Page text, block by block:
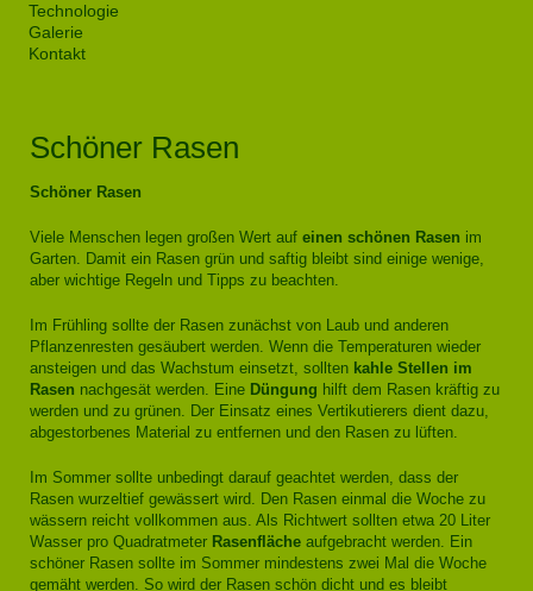
Technologie
Galerie
Kontakt
Schöner Rasen
Schöner Rasen
Viele Menschen legen großen Wert auf einen schönen Rasen im
Garten. Damit ein Rasen grün und saftig bleibt sind einige wenige,
aber wichtige Regeln und Tipps zu beachten.
Im Frühling sollte der Rasen zunächst von Laub und anderen
Pflanzenresten gesäubert werden. Wenn die Temperaturen wieder
ansteigen und das Wachstum einsetzt, sollten kahle Stellen im
Rasen nachgesät werden. Eine Düngung hilft dem Rasen kräftig zu
werden und zu grünen. Der Einsatz eines Vertikutierers dient dazu,
abgestorbenes Material zu entfernen und den Rasen zu lüften.
Im Sommer sollte unbedingt darauf geachtet werden, dass der
Rasen wurzeltief gewässert wird. Den Rasen einmal die Woche zu
wässern reicht vollkommen aus. Als Richtwert sollten etwa 20 Liter
Wasser pro Quadratmeter Rasenfläche aufgebracht werden. Ein
schöner Rasen sollte im Sommer mindestens zwei Mal die Woche
gemäht werden. So wird der Rasen schön dicht und es bleibt